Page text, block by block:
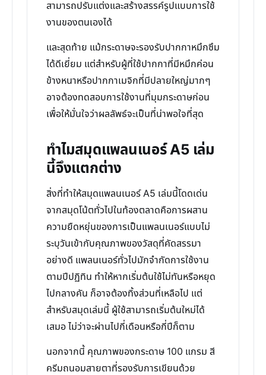
สามารถปรับแต่งและสร้างสรรค์รูปแบบการใช้
งานของตนเองได้
และสุดท้าย แม้กระดาษจะรองรับปากกาหมึกซึม
ได้ดีเยี่ยม แต่สำหรับผู้ที่ใช้ปากกาที่มีหมึกค่อน
ข้างหนาหรือปากกาเมจิกที่มีปลายใหญ่มากๆ
อาจต้องทดสอบการใช้งานที่มุมกระดาษก่อน
เพื่อให้มั่นใจว่าผลลัพธ์จะเป็นที่น่าพอใจที่สุด
ทำไมสมุดแพลนเนอร์ A5 เล่ม
นี้จึงแตกต่าง
สิ่งที่ทำให้สมุดแพลนเนอร์ A5 เล่มนี้โดดเด่น
จากสมุดโน้ตทั่วไปในท้องตลาดคือการผสาน
ความยืดหยุ่นของการเป็นแพลนเนอร์แบบไม่
ระบุวันเข้ากับคุณภาพของวัสดุที่คัดสรรมา
อย่างดี แพลนเนอร์ทั่วไปมักจำกัดการใช้งาน
ตามปีปฏิทิน ทำให้หากเริ่มต้นใช้ไม่ทันหรือหยุด
ไปกลางคัน ก็อาจต้องทิ้งส่วนที่เหลือไป แต่
สำหรับสมุดเล่มนี้ ผู้ใช้สามารถเริ่มต้นใหม่ได้
เสมอ ไม่ว่าจะผ่านไปกี่เดือนหรือกี่ปีก็ตาม
นอกจากนี้ คุณภาพของกระดาษ 100 แกรม สี
ครีมถนอมสายตาที่รองรับการเขียนด้วย